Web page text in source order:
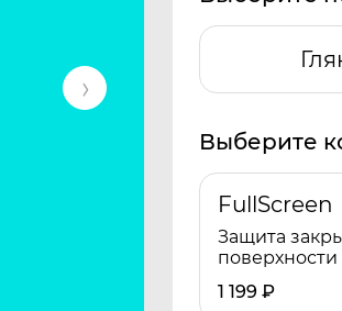
Выберите
FullScreen
Защита
поверхности
1 199 ₽